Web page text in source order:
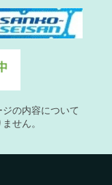
の内容について
せん。